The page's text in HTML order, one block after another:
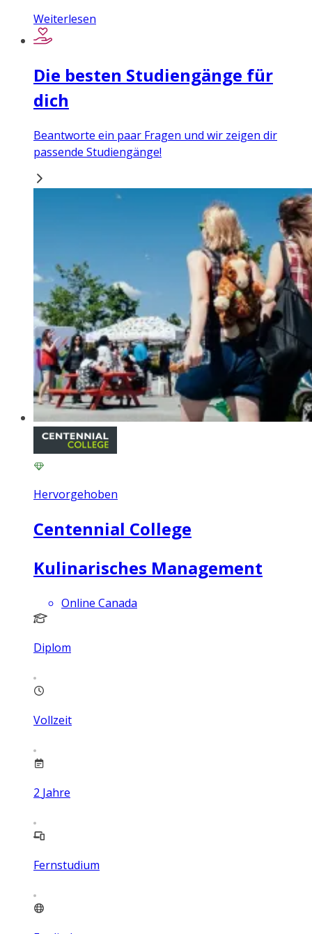
Weiterlesen
Die besten Studiengänge für
dich
Beantworte ein paar Fragen und wir zeigen dir
passende Studiengänge!
Hervorgehoben
Centennial College
Kulinarisches Management
Online Canada
Diplom
Vollzeit
2 Jahre
Fernstudium